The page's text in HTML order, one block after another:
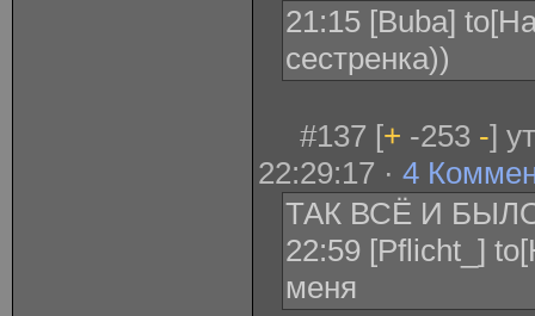
21:15 [Buba]
сестренка))
#137 [+ -253 -]
22:29:17 · 4
ТАК ВСЁ И
22:59 [Pflicht_]
меня